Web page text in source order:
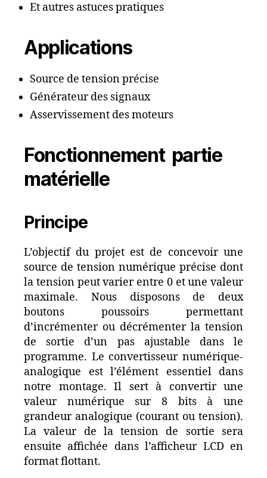
Et autres astuces pratiques
Applications
Source de tension précise
Générateur des signaux
Asservissement des moteurs
Fonctionnement partie
matérielle
Principe
L’objectif du projet est de concevoir une
source de tension numérique précise dont
la tension peut varier entre 0 et une valeur
maximale. Nous disposons de deux
boutons poussoirs permettant
d’incrémenter ou décrémenter la tension
de sortie d’un pas ajustable dans le
programme. Le convertisseur numérique-
analogique est l’élément essentiel dans
notre montage. Il sert à convertir une
valeur numérique sur 8 bits à une
grandeur analogique (courant ou tension).
La valeur de la tension de sortie sera
ensuite affichée dans l’afficheur LCD en
format flottant.